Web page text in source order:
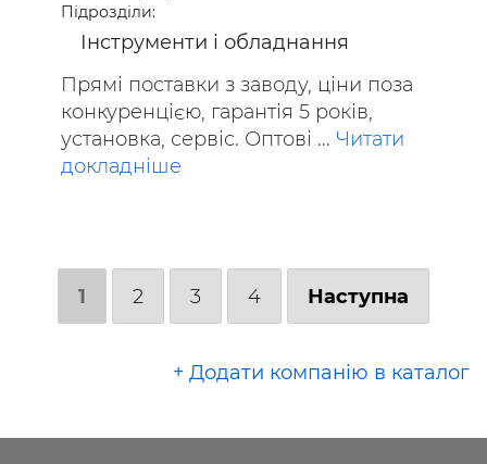
Підрозділи:
Інструменти і обладнання
Прямі поставки з заводу, ціни поза
конкуренцією, гарантія 5 років,
установка, сервіс. Оптові ... Читати
докладніше
1 2 3 4 Наступна
+ Додати компанію в каталог